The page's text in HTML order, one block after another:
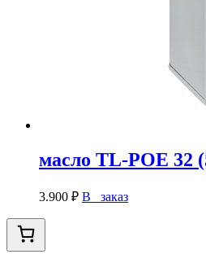
масло TL-POE 32
3.900 ₽ В заказ